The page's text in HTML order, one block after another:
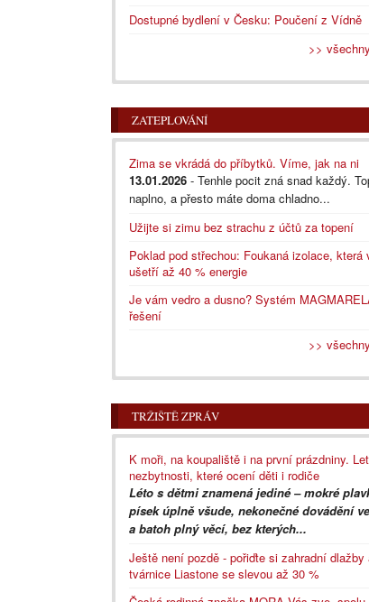
Dostupné bydlení v Česku: Poučení z Vídně
>>
ZATEPLOVÁNÍ
Zima se vkrádá do příbytků. Víme, jak na ni
13.01.2026 - Tenhle pocit zná snad každý.
naplno, a přesto máte doma chladno...
Užijte si zimu bez strachu z účtů za topení
Poklad pod střechou: Foukaná izolace, která
ušetří až 40 % energie
Je vám vedro a dusno? Systém
řešení
>>
TRŽIŠTĚ ZPRÁV
K moři, na koupaliště i na první prázdniny.
nezbytnosti, které ocení děti i rodiče
Léto s dětmi znamená jediné – mokré
písek úplně všude, nekonečné dovádění
a batoh plný věcí, bez kterých...
Ještě není pozdě - pořiďte si zahradní dlažby
tvárnice Liastone se slevou až 30 %